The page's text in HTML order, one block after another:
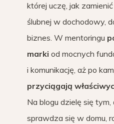
której uczę, jak
ślubnej w dochodowy,
biznes. W mentoringu
marki od mocnych
i komunikację, aż po
przyciągają
Na blogu dzielę się
sprawdza się w domu,